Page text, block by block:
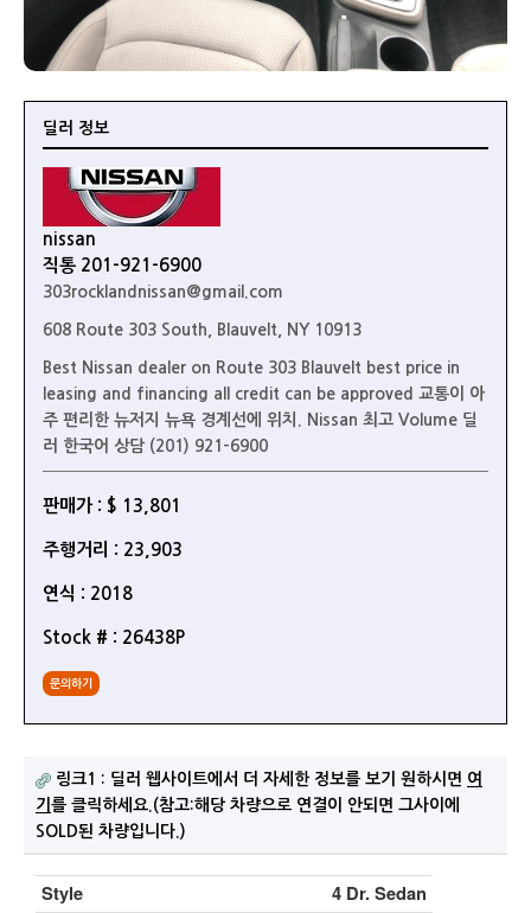
딜러 정보
nissan
직통 201-921-6900
303rocklandnissan@gmail.com
608 Route 303 South, Blauvelt, NY 10913
Best Nissan dealer on Route 303 Blauvelt best price in
leasing and financing all credit can be approved 교통이 아
주 편리한 뉴저지 뉴욕 경계선에 위치. Nissan 최고 Volume 딜
러 한국어 상담 (201) 921-6900
판매가 : $ 13,801
주행거리 : 23,903
연식 : 2018
Stock # : 26438P
문의하기
링크1 : 딜러 웹사이트에서 더 자세한 정보를 보기 원하시면 여
기 를 클릭하세요.(참고:해당 차량으로 연결이 안되면 그사이에
SOLD된 차량입니다.)
Style 4 Dr. Sedan